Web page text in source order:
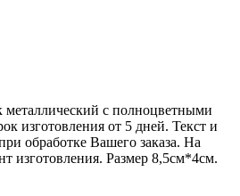
с полноцветными
изготовления от 5 дней. Текст и
обработке Вашего заказа. На
изготовления. Размер 8,5см*4см.